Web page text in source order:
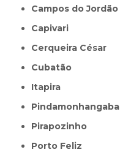
Campos do Jordão
Capivari
Cerqueira César
Cubatão
Itapira
Pindamonhangaba
Pirapozinho
Porto Feliz